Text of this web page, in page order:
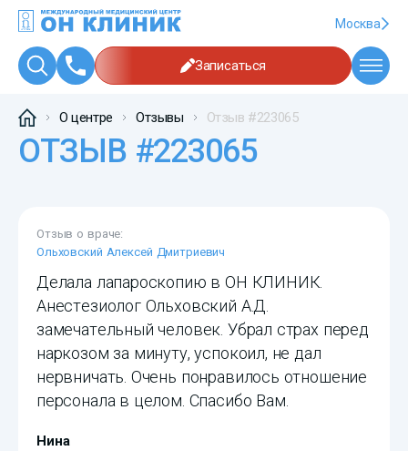
Москва
Записаться
О центре Отзывы Отзыв #223065
ОТЗЫВ #223065
Отзыв о враче:
Ольховский Алексей Дмитриевич
Делала лапароскопию в ОН КЛИНИК.
Анестезиолог Ольховский А.Д.
замечательный человек. Убрал страх перед
наркозом за минуту, успокоил, не дал
нервничать. Очень понравилось отношение
персонала в целом. Спасибо Вам.
Нина